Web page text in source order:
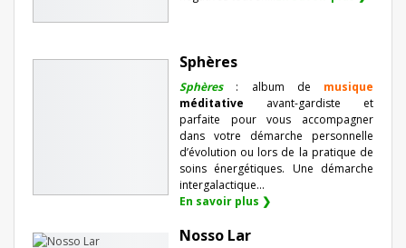
Sphères
Sphères: album de musique
méditative avant-gardiste et
parfaite pour vous accompagner
dans votre démarche personnelle
d’évolution ou lors de la pratique de
soins énergétiques. Une démarche
intergalactique...
En savoir plus ❯
Nosso Lar